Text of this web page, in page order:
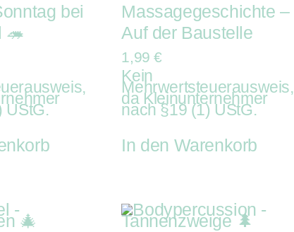
bei
🦔
UStG.
Massagegeschichte –
Auf der Baustelle
1,99€
Kein
Mehrwertsteuerausweis,
da Kleinunternehmer
nach §19 (1) UStG.
In den Warenkorb